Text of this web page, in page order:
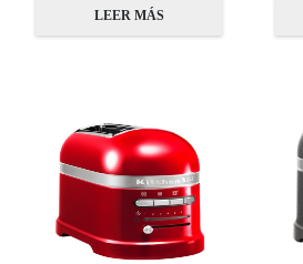
LEER MÁS